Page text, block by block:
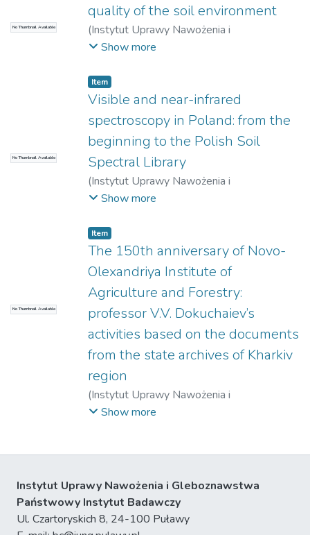
No Thumbnail Available
quality of the soil environment
(Instytut Uprawy Nawożenia i
Gleboznawstwa – Państwowy Instytut
Gałązka, Anna
Show more
No Thumbnail Available
Item
Visible and near-infrared
spectroscopy in Poland: from the
beginning to the Polish Soil
Spectral Library
(Instytut Uprawy Nawożenia i
Gleboznawstwa – Państwowy Instytut
Guillaume
Show more
No Thumbnail Available
Item
The 150th anniversary of Novo-
Olexandriya Institute of
Agriculture and Forestry:
professor V.V. Dokuchaiev’s
activities based on the documents
from the state archives of Kharkiv
region
(Instytut Uprawy Nawożenia i
Gleboznawstwa – Państwowy Instytut
Show more
Instytut Uprawy Nawożenia i Gleboznawstwa
Państwowy Instytut Badawczy
Ul. Czartoryskich 8, 24-100 Puławy